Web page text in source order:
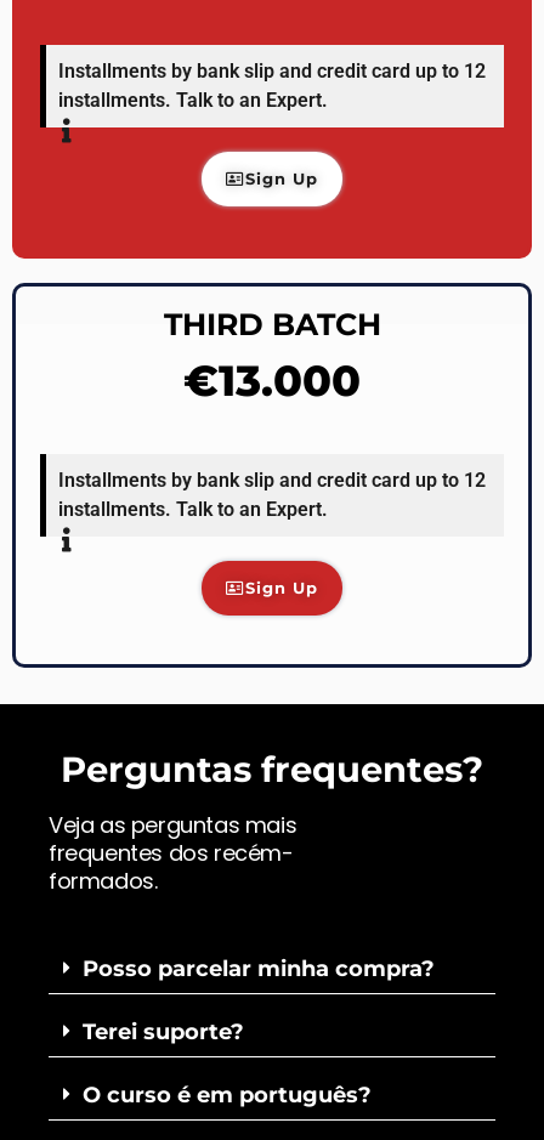
Installments by bank slip and credit card up to 12
installments. Talk to an Expert.
Sign Up
THIRD BATCH​
€13.000
Installments by bank slip and credit card up to 12
installments. Talk to an Expert.
Sign Up
Perguntas frequentes?
Veja as perguntas mais
frequentes dos recém-
formados.
Posso parcelar minha compra?
Terei suporte?
O curso é em português?